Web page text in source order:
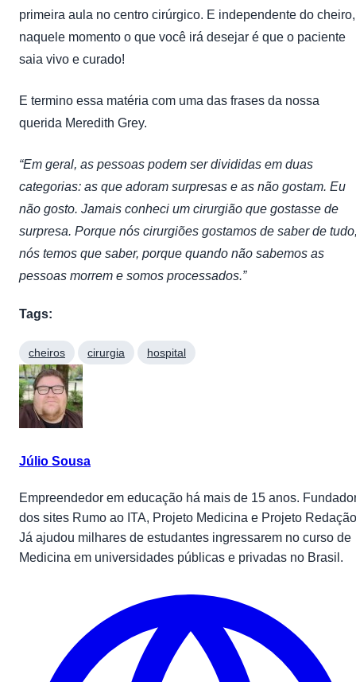
primeira aula no centro cirúrgico. E independente do cheiro,
naquele momento o que você irá desejar é que o paciente
saia vivo e curado!
E termino essa matéria com uma das frases da nossa
querida Meredith Grey.
“Em geral, as pessoas podem ser divididas em duas
categorias: as que adoram surpresas e as não gostam. Eu
não gosto. Jamais conheci um cirurgião que gostasse de
surpresa. Porque nós cirurgiões gostamos de saber de
nós temos que saber, porque quando não sabemos as
pessoas morrem e somos processados.”
Tags:
cheiros cirurgia hospital
Júlio Sousa
Empreendedor em educação há mais de 15 anos.
dos sites Rumo ao ITA, Projeto Medicina e Projeto
Já ajudou milhares de estudantes ingressarem no curso de
Medicina em universidades públicas e privadas no Brasil.